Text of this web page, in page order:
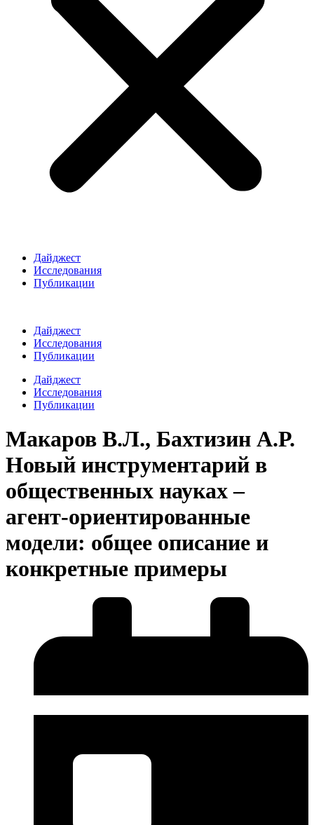
Дайджест
Исследования
Публикации
Дайджест
Исследования
Публикации
Дайджест
Исследования
Публикации
Макаров В.Л., Бахтизин А.Р.
Новый инструментарий в
общественных науках –
агент-ориентированные
модели: общее описание и
конкретные примеры